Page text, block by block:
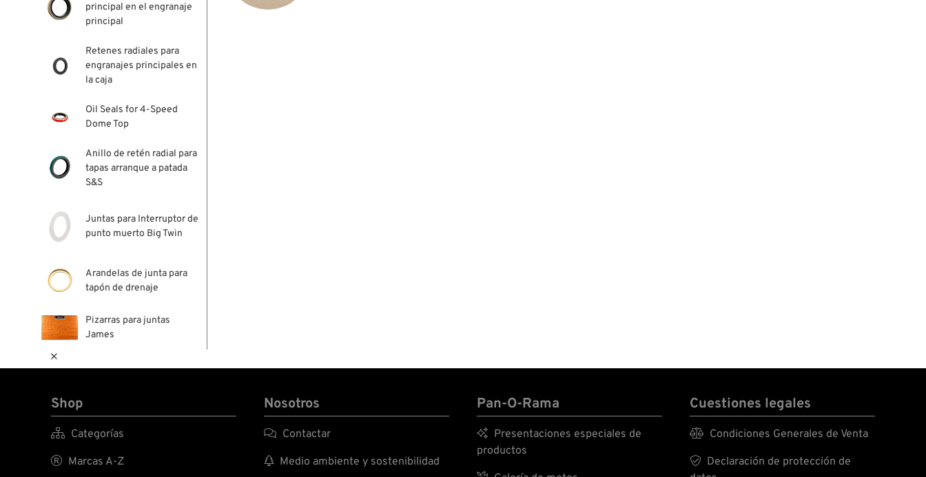
principal en el engranaje
principal
Retenes radiales para
engranajes principales en
la caja
Oil Seals for 4-Speed
Dome Top
Anillo de retén radial para
tapas arranque a patada
S&S
Juntas para Interruptor de
punto muerto Big Twin
Arandelas de junta para
tapón de drenaje
Pizarras para juntas
James

Shop
 Categorías
 Marcas A-Z
Nosotros
 Contactar
 Medio ambiente y sostenibilidad
Pan-O-Rama

Presentaciones especiales de
productos
Cuestiones legales
 Condiciones Generales de Venta

Declaración de protección de